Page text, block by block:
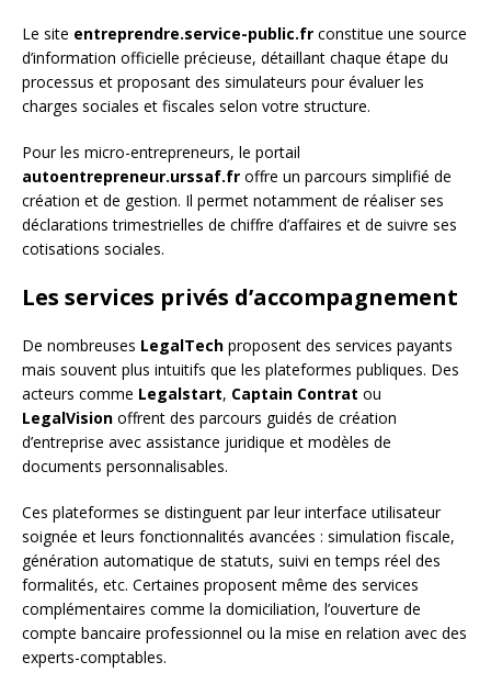
Le site entreprendre.service-public.fr constitue une source
d’information officielle précieuse, détaillant chaque étape du
processus et proposant des simulateurs pour évaluer les
charges sociales et fiscales selon votre structure.
Pour les micro-entrepreneurs, le portail
autoentrepreneur.urssaf.fr offre un parcours simplifié de
création et de gestion. Il permet notamment de réaliser ses
déclarations trimestrielles de chiffre d’affaires et de suivre ses
cotisations sociales.
Les services privés d’accompagnement
De nombreuses LegalTech proposent des services payants
mais souvent plus intuitifs que les plateformes publiques. Des
acteurs comme Legalstart, Captain Contrat ou
LegalVision offrent des parcours guidés de création
d’entreprise avec assistance juridique et modèles de
documents personnalisables.
Ces plateformes se distinguent par leur interface utilisateur
soignée et leurs fonctionnalités avancées : simulation fiscale,
génération automatique de statuts, suivi en temps réel des
formalités, etc. Certaines proposent même des services
complémentaires comme la domiciliation, l’ouverture de
compte bancaire professionnel ou la mise en relation avec des
experts-comptables.